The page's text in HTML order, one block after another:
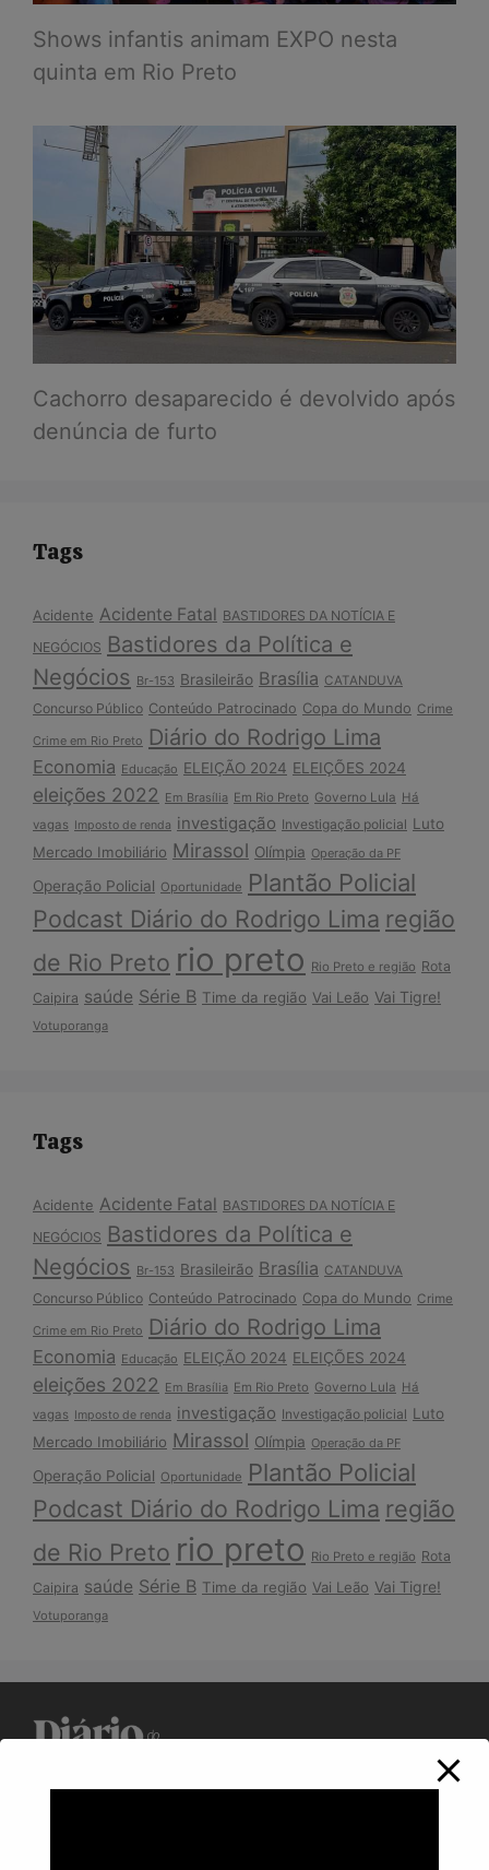
Shows infantis animam EXPO nesta
quinta em Rio Preto
Cachorro desaparecido é devolvido após
denúncia de furto
Tags
Acidente Acidente Fatal BASTIDORES DA NOTÍCIA E
NEGÓCIOS Bastidores da Política e
Negócios Br-153 Brasileirão Brasília CATANDUVA
Concurso Público Conteúdo Patrocinado Copa do Mundo Crime
Crime em Rio Preto Diário do Rodrigo Lima
Economia Educação ELEIÇÃO 2024 ELEIÇÕES 2024
eleições 2022 Em Brasília Em Rio Preto Governo Lula Há
vagas
Imposto de renda investigação Investigação policial Luto
Mercado Imobiliário Mirassol Olímpia Operação da PF
Operação Policial Oportunidade Plantão Policial
Podcast Diário do Rodrigo Lima região
de Rio Preto rio preto Rio Preto e região Rota
Caipira saúde Série B Time da região Vai Leão Vai Tigre!
Votuporanga
Tags
Acidente Acidente Fatal BASTIDORES DA NOTÍCIA E
NEGÓCIOS Bastidores da Política e
Negócios Br-153 Brasileirão Brasília CATANDUVA
Concurso Público Conteúdo Patrocinado Copa do Mundo Crime
Crime em Rio Preto Diário do Rodrigo Lima
Economia Educação ELEIÇÃO 2024 ELEIÇÕES 2024
eleições 2022 Em Brasília Em Rio Preto Governo Lula Há
vagas
Imposto de renda investigação Investigação policial Luto
Mercado Imobiliário Mirassol Olímpia Operação da PF
Operação Policial Oportunidade Plantão Policial
Podcast Diário do Rodrigo Lima região
de Rio Preto rio preto Rio Preto e região Rota
Caipira saúde Série B Time da região Vai Leão Vai Tigre!
Votuporanga